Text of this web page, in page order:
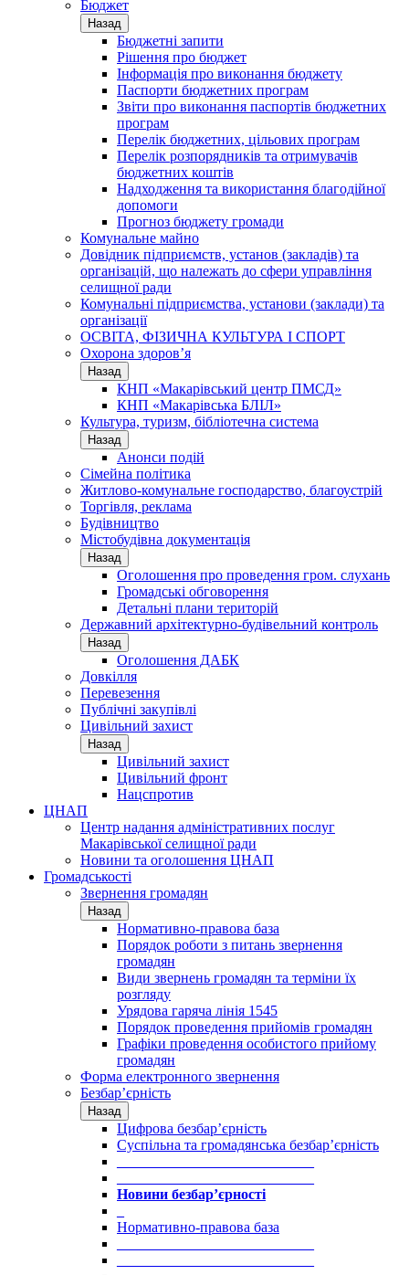
Бюджет
Назад
Бюджетні запити
Рішення про бюджет
Інформація про виконання бюджету
Паспорти бюджетних програм
Звіти про виконання паспортів бюджетних
програм
Перелік бюджетних, цільових програм
Перелік розпорядників та отримувачів
бюджетних коштів
Надходження та використання благодійної
допомоги
Прогноз бюджету громади
Комунальне майно
Довідник підприємств, установ (закладів) та
організацій, що належать до сфери управління
селищної ради
Комунальні підприємства, установи (заклади) та
організації
ОСВІТА, ФІЗИЧНА КУЛЬТУРА І СПОРТ
Охорона здоров’я
Назад
КНП «Макарівський центр ПМСД»
КНП «Макарівська БЛІЛ»
Культура, туризм, бібліотечна система
Назад
Анонси подій
Сімейна політика
Житлово-комунальне господарство, благоустрій
Торгівля, реклама
Будівництво
Містобудівна документація
Назад
Оголошення про проведення гром. слухань
Громадські обговорення
Детальні плани територій
Державний архітектурно-будівельний контроль
Назад
Оголошення ДАБК
Довкілля
Перевезення
Публічні закупівлі
Цивільний захист
Назад
Цивільний захист
Цивільний фронт
Нацспротив
ЦНАП
Центр надання адміністративних послуг
Макарівської селищної ради
Новини та оголошення ЦНАП
Громадськості
Звернення громадян
Назад
Нормативно-правова база
Порядок роботи з питань звернення
громадян
Види звернень громадян та терміни їх
розгляду
Урядова гаряча лінія 1545
Порядок проведення прийомів громадян
Графіки проведення особистого прийому
громадян
Форма електронного звернення
Безбар’єрність
Назад
Цифрова безбар’єрність
Суспільна та громадянська безбар’єрність
Новини безбар’єрності
Нормативно-правова база